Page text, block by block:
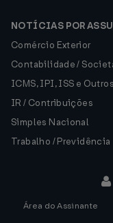
NOTÍCIAS POR
Comércio Exterior
Contabilidade /
ICMS, IPI, ISS e Outros
IR / Contribuições
Simples Nacional
Trabalho / Previdência
Área do Assinante